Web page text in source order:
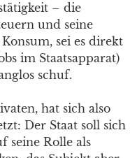
– die
und seine
sei es direkt
im Staatsapparat)
schuf.
hat sich also
Der Staat soll sich
seine Rolle als